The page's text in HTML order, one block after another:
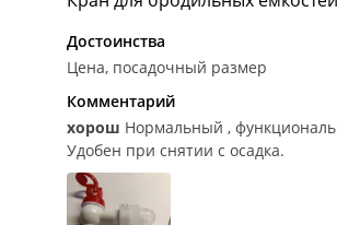
Достоинства
Цена, посадочный размер
Комментарий
хорош Нормальный ,
Удобен при снятии с осадка.